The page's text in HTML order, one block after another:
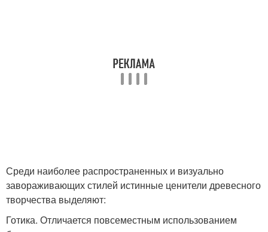
Среди наиболее распространенных и визуально
завораживающих стилей истинные ценители древесного
творчества выделяют:
Готика. Отличается повсеместным использованием